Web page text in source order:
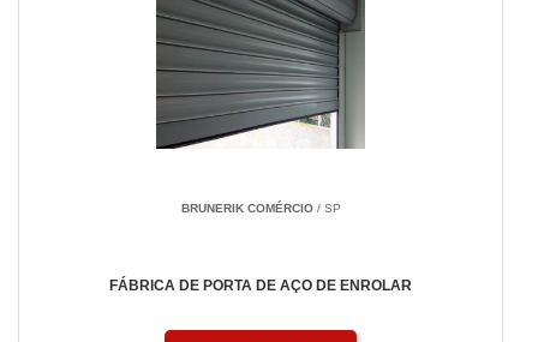
BRUNERIK COMÉRCIO/ SP
FÁBRICA DE PORTA DE AÇO DE ENROLAR